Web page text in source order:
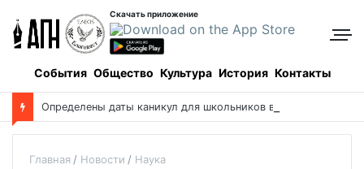
Скачать приложение
События Общество Культура История Контакты
Главная Новости
Наука